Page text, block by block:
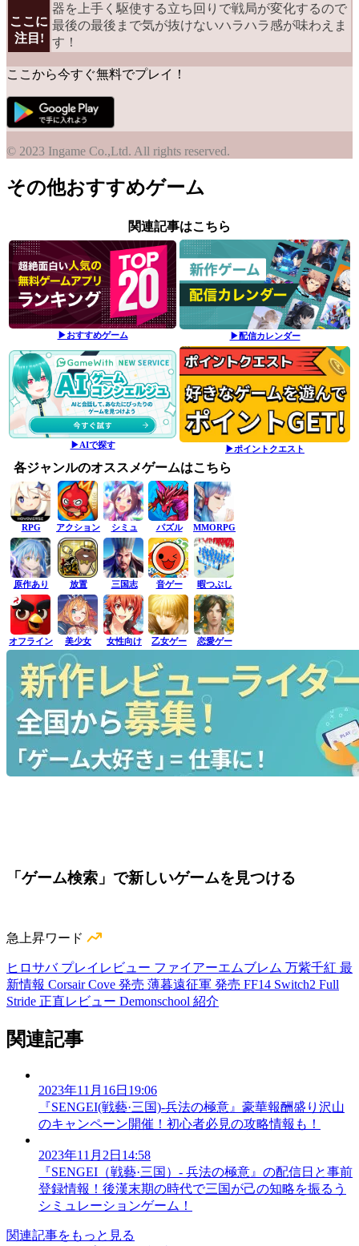
ここに
注目!
器を上手く駆使する立ち回りで戦局が変化するので
最後の最後まで気が抜けないハラハラ感が味わえま
す！
ここから今すぐ無料でプレイ！
© 2023 Ingame Co.,Ltd. All rights reserved.
その他おすすめゲーム
関連記事はこちら
▶おすすめゲーム ▶配信カレンダー
▶AIで探す ▶ポイントクエスト
各ジャンルのオススメゲームはこちら
RPG アクション シミュ パズル MMORPG
原作あり 放置 三国志 音ゲー 暇つぶし
オフライン 美少女 女性向け 乙女ゲー 恋愛ゲー
「ゲーム検索」で新しいゲームを見つける
急上昇ワード
ヒロサバ プレイレビュー ファイアーエムブレム 万紫千紅 最
新情報 Corsair Cove 発売 薄暮遠征軍 発売 FF14 Switch2 Full
Stride 正直レビュー Demonschool 紹介
関連記事
2023年11月16日19:06
『SENGEI(戦藝·三国)‐兵法の極意』豪華報酬盛り沢山
のキャンペーン開催！初心者必見の攻略情報も！
2023年11月2日14:58
『SENGEI（戦藝·三国）- 兵法の極意』の配信日と事前
登録情報！後漢末期の時代で三国が己の知略を振るう
シミュレーションゲーム！
関連記事をもっと見る